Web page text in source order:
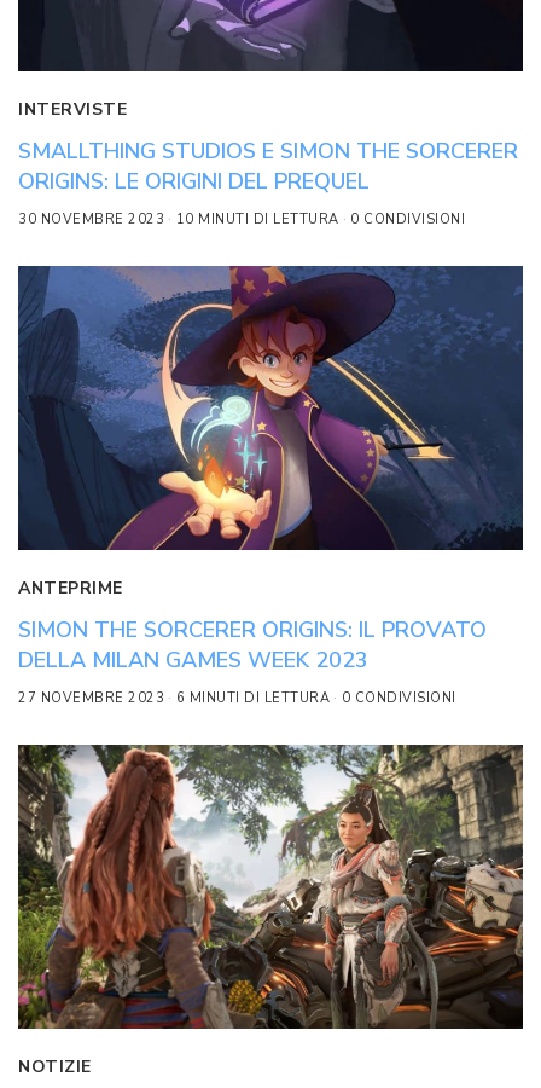
INTERVISTE
SMALLTHING STUDIOS E SIMON THE SORCERER
ORIGINS: LE ORIGINI DEL PREQUEL
30 NOVEMBRE 2023 10 MINUTI DI LETTURA 0 CONDIVISIONI
ANTEPRIME
SIMON THE SORCERER ORIGINS: IL PROVATO
DELLA MILAN GAMES WEEK 2023
27 NOVEMBRE 2023 6 MINUTI DI LETTURA 0 CONDIVISIONI
NOTIZIE